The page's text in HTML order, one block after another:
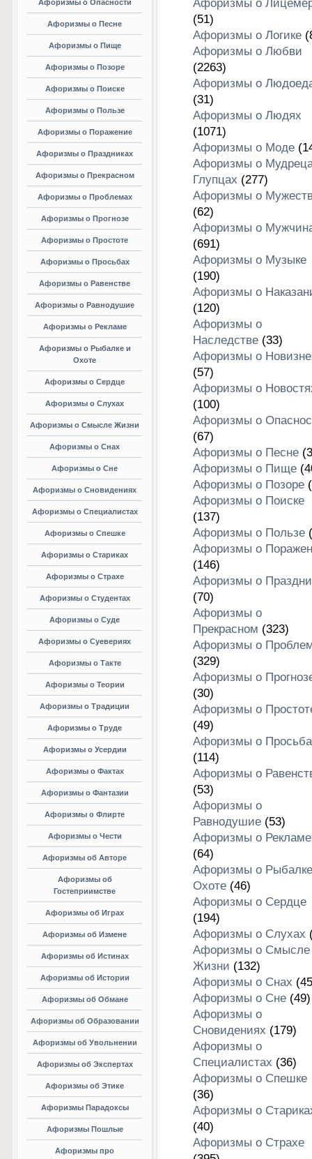
Афоризмы о Опасности
Афоризмы о Песне
Афоризмы о Пище
Афоризмы о Позоре
Афоризмы о Поиске
Афоризмы о Пользе
Афоризмы о Поражение
Афоризмы о Праздниках
Афоризмы о Прекрасном
Афоризмы о Проблемах
Афоризмы о Прогнозе
Афоризмы о Простоте
Афоризмы о Просьбах
Афоризмы о Равенстве
Афоризмы о Равнодушие
Афоризмы о Рекламе
Афоризмы о Рыбалке и
Охоте
Афоризмы о Сердце
Афоризмы о Слухах
Афоризмы о Смысле Жизни
Афоризмы о Снах
Афоризмы о Сне
Афоризмы о Сновидениях
Афоризмы о Специалистах
Афоризмы о Спешке
Афоризмы о Стариках
Афоризмы о Страхе
Афоризмы о Студентах
Афоризмы о Суде
Афоризмы о Суевериях
Афоризмы о Такте
Афоризмы о Теории
Афоризмы о Традиции
Афоризмы о Труде
Афоризмы о Усердии
Афоризмы о Фактах
Афоризмы о Фантазии
Афоризмы о Флирте
Афоризмы о Чести
Афоризмы об Авторе
Афоризмы об
Гостеприимстве
Афоризмы об Играх
Афоризмы об Измене
Афоризмы об Истинах
Афоризмы об Истории
Афоризмы об Обмане
Афоризмы об Образовании
Афоризмы об Увольнении
Афоризмы об Экспертах
Афоризмы об Этике
Афоризмы Парадоксы
Афоризмы Пошлые
Афоризмы про
Афоризмы о
(51)
Афоризмы о Логике
Афоризмы о Любви
(2263)
Афоризмы о
(31)
Афоризмы о Людях
(1071)
Афоризмы о Моде
Афоризмы о
Глупцах (277)
Афоризмы о
(62)
Афоризмы о
(691)
Афоризмы о Музыке
(190)
Афоризмы о
(120)
Афоризмы о
Наследстве(33)
Афоризмы о Новизне
(57)
Афоризмы о
(100)
Афоризмы о
(67)
Афоризмы о Песне
Афоризмы о Пище
Афоризмы о Позоре
Афоризмы о Поиске
(137)
Афоризмы о Пользе
Афоризмы о
(146)
Афоризмы о
(70)
Афоризмы о
Прекрасном (323)
Афоризмы о
(329)
Афоризмы о
(30)
Афоризмы о
(49)
Афоризмы о
(114)
Афоризмы о
(53)
Афоризмы о
Равнодушие(53)
Афоризмы о Рекламе
(64)
Афоризмы о
Охоте(46)
Афоризмы о Сердце
(194)
Афоризмы о Слухах
Афоризмы о Смысле
Жизни (132)
Афоризмы о Снах
Афоризмы о Сне(49)
Афоризмы о
Сновидениях (179)
Афоризмы о
Специалистах (36)
Афоризмы о Спешке
(36)
Афоризмы о
(40)
Афоризмы о Страхе